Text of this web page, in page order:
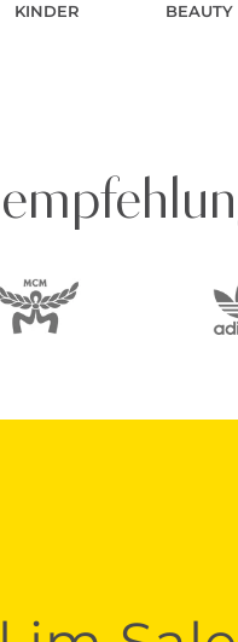
KINDER BEAUTY